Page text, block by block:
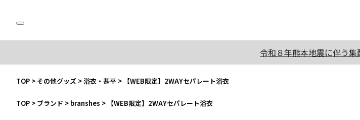
令和８年熊本地震に伴う
TOP > その他グッズ > 浴衣・甚平 > 【WEB限定】2WAYセパレート浴衣
TOP > ブランド > branshes > 【WEB限定】2WAYセパレート浴衣